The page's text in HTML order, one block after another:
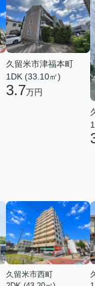
久留米市津福本町
1DK (33.10㎡)
3.7万円
久留米市西町